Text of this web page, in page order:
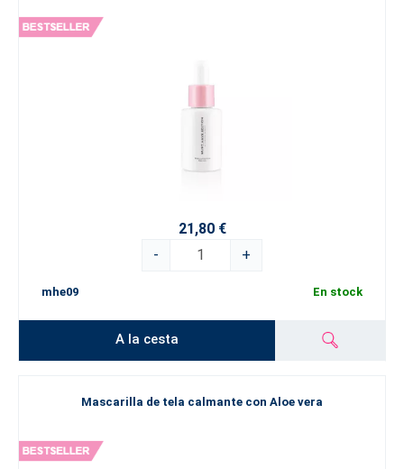
21,80 €
-
+
mhe09 En stock
A la cesta
Mascarilla de tela calmante con Aloe vera